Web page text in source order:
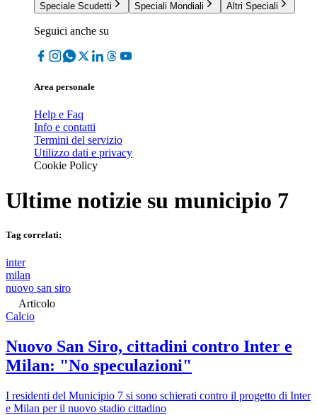
Speciale Scudetti
Speciali Mondiali Altri Speciali
Seguici anche su
Area personale
Help e Faq
Info e contatti
Termini del servizio
Utilizzo dati e privacy
Cookie Policy
Ultime notizie su municipio 7
Tag correlati:
inter
milan
nuovo san siro
Articolo
Calcio
Nuovo San Siro, cittadini contro Inter e
Milan: "No speculazioni"
I residenti del Municipio 7 si sono schierati contro il progetto di Inter
e Milan per il nuovo stadio cittadino